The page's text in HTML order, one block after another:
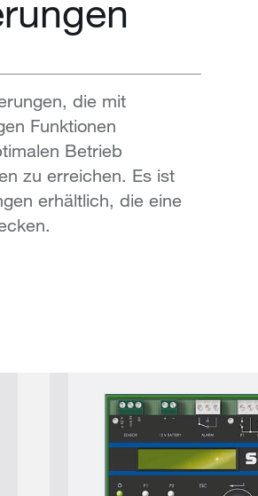
die mit
Funktionen
Betrieb
zu erreichen. Es ist
erhältlich, die eine